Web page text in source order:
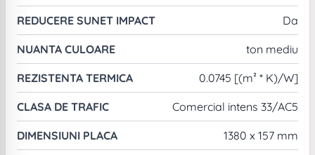
REDUCERE SUNET IMPACT Da
NUANTA CULOARE ton mediu
REZISTENTA TERMICA 0.0745 [(m² * K)/W]
CLASA DE TRAFIC Comercial intens 33/AC5
DIMENSIUNI PLACA 1380 x 157 mm